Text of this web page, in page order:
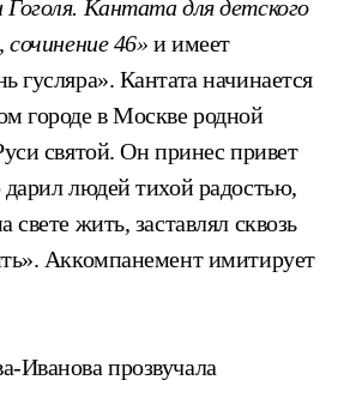
Кантата для детского
сочинение 46»и имеет
гусляра». Кантата начинается
городе в Москве родной
святой. Он принес привет
людей тихой радостью,
свете жить, заставлял сквозь
Аккомпанемент имитирует
Иванова прозвучала